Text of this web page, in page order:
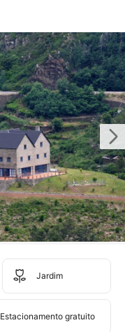
Jardim
Estacionamento gratuito